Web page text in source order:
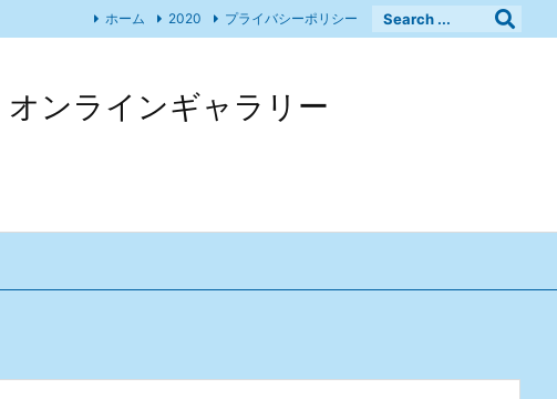
ンラインギャラリー
ホーム 2020 プライバシーポリシー